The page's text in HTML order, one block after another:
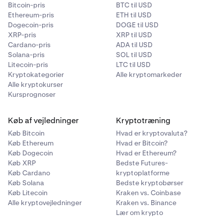
Bitcoin-pris
Ethereum-pris
Dogecoin-pris
XRP-pris
Cardano-pris
Solana-pris
Litecoin-pris
Kryptokategorier
Alle kryptokurser
Kursprognoser
BTC til USD
ETH til USD
DOGE til USD
XRP til USD
ADA til USD
SOL til USD
LTC til USD
Alle kryptomarkeder
Køb af vejledninger
Køb Bitcoin
Køb Ethereum
Køb Dogecoin
Køb XRP
Køb Cardano
Køb Solana
Køb Litecoin
Alle kryptovejledninger
Kryptotræning
Hvad er kryptovaluta?
Hvad er Bitcoin?
Hvad er Ethereum?
Bedste Futures-
kryptoplatforme
Bedste kryptobørser
Kraken vs. Coinbase
Kraken vs. Binance
Lær om krypto